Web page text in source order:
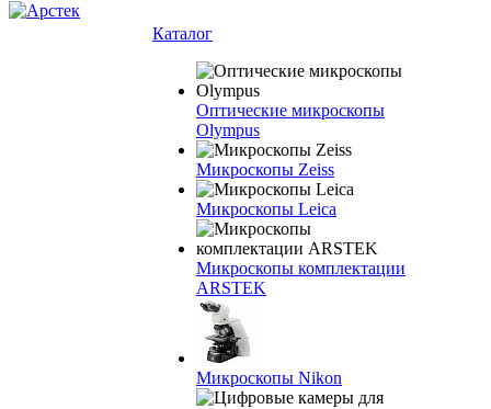
Каталог
Оптические микроскопы
Olympus
Микроскопы Zeiss
Микроскопы Leica
Микроскопы комплектации
ARSTEK
Микроскопы Nikon